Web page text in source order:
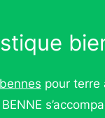
pour terre